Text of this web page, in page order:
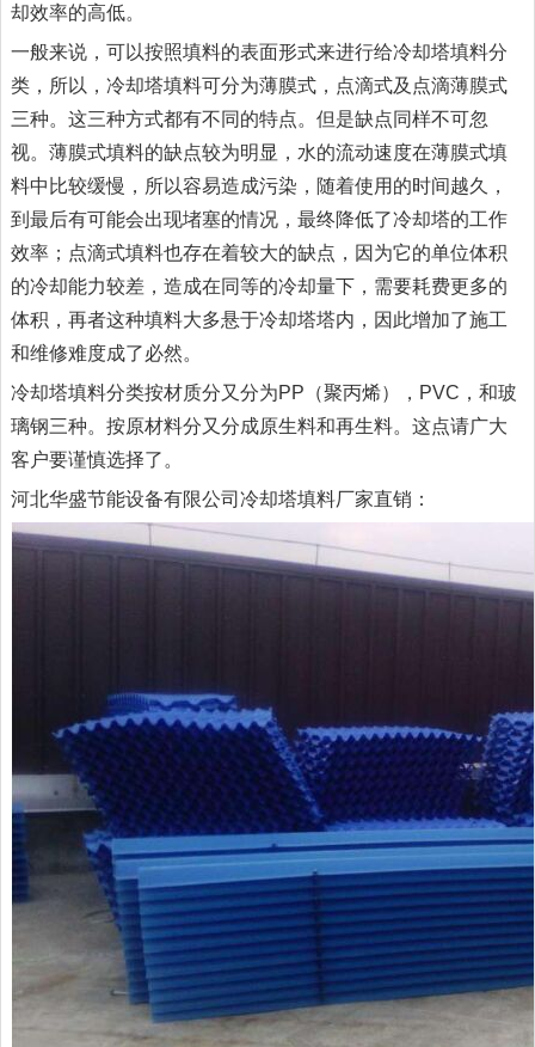
却效率的高低。
一般来说，可以按照填料的表面形式来进行给冷却塔填料分
类，所以，冷却塔填料可分为薄膜式，点滴式及点滴薄膜式
三种。这三种方式都有不同的特点。但是缺点同样不可忽
视。薄膜式填料的缺点较为明显，水的流动速度在薄膜式填
料中比较缓慢，所以容易造成污染，随着使用的时间越久，
到最后有可能会出现堵塞的情况，最终降低了冷却塔的工作
效率；点滴式填料也存在着较大的缺点，因为它的单位体积
的冷却能力较差，造成在同等的冷却量下，需要耗费更多的
体积，再者这种填料大多悬于冷却塔塔内，因此增加了施工
和维修难度成了必然。
冷却塔填料分类按材质分又分为PP（聚丙烯），PVC，和玻
璃钢三种。按原材料分又分成原生料和再生料。这点请广大
客户要谨慎选择了。
河北华盛节能设备有限公司冷却塔填料厂家直销：